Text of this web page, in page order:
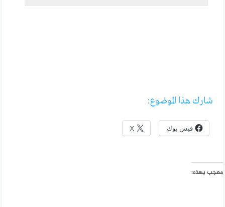
شارك هذا الموضوع:
فيس بوك X
معجب بهذه: